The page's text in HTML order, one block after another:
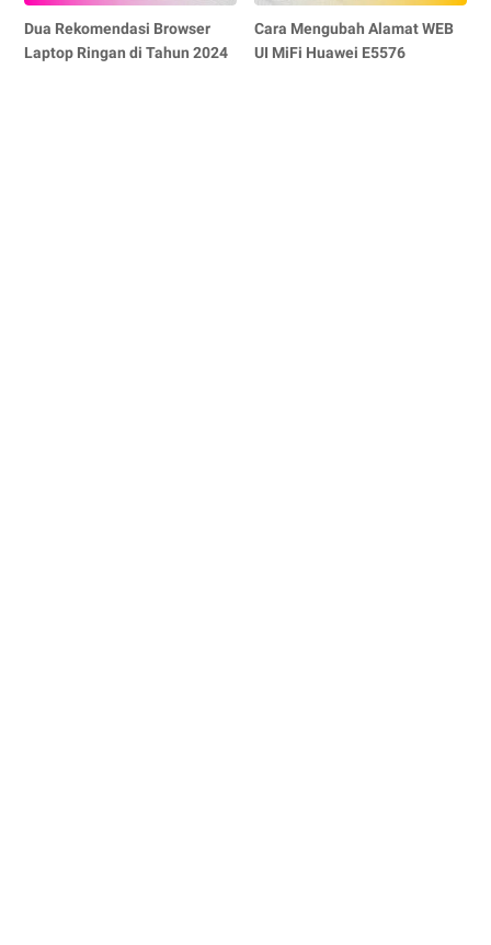
Dua Rekomendasi Browser
Laptop Ringan di Tahun 2024
Cara Mengubah Alamat WEB
UI MiFi Huawei E5576